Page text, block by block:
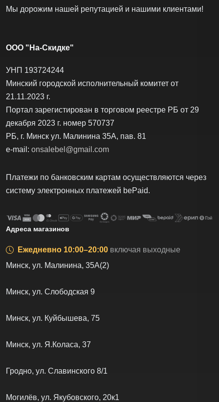
Мы дорожим нашей репутацией и нашими клиентами!
ООО "На-Скидке"
УНП 193724244
Минский городской исполнительный комитет от
21.11.2023 г.
Портал зарегистирован в торговом реестре РБ от 29
декабря 2023 г. номер 570737
РБ, г. Минск ул. Малинина 35А, пав. 81
e-mail: onsalebel@gmail.com
Платежи по банковским картам осуществляются через
систему электронных платежей bеPаid.
Адреса магазинов
Ежедневно 10:00–20:00 включая выходные
Минск, ул. Малинина, 35А(2)
Минск, ул. Слободская 9
Минск, ул. Куйбышева, 75
Минск, ул. Я.Коласа, 37
Гродно, ул. Славинского 8/1
Могилёв, ул. Якубовского, 20к1